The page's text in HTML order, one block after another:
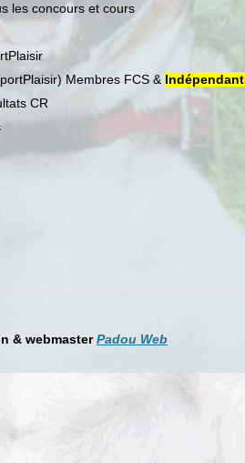
les concours et cours
Membres FCS &
CR
& webmasterPadou Web